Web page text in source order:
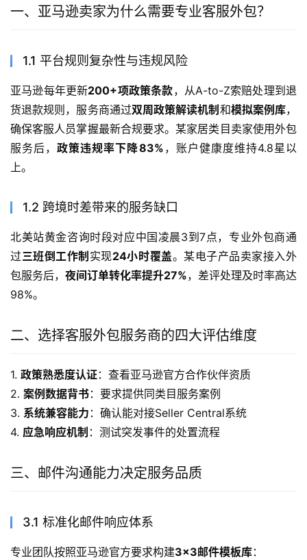
一、亚马逊卖家为什么需要专业客服外包？
1.1 平台规则复杂性与违规风险
亚马逊每年更新200+项政策条款，从A-to-Z索赔处理到退
货退款规则，服务商通过双周政策解读机制和模拟案例库，
确保客服人员掌握最新合规要求。某家居类目卖家使用外包
服务后，政策违规率下降83% ，账户健康度维持4.8星以
上。
1.2 跨境时差带来的服务缺口
北美站黄金咨询时段对应中国凌晨3到7点，专业外包商通
过三班倒工作制实现24小时覆盖。某电子产品卖家接入外
包服务后， 夜间订单转化率提升27%，差评处理及时率高达
98%。
二、选择客服外包服务商的四大评估维度
1. 政策熟悉度认证：查看亚马逊官方合作伙伴资质
2. 案例数据背书：要求提供同类目服务案例
3. 系统兼容能力 ：确认能对接Seller Central系统
4. 应急响应机制 ：测试突发事件的处置流程
三、邮件沟通能力决定服务品质
3.1 标准化邮件响应体系
专业团队按照亚马逊官方要求构建3×3邮件模板库：